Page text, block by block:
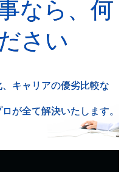
なら、何
さい
キャリアの優劣比較な
が全て解決いたします。